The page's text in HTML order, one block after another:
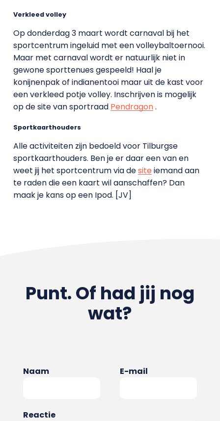
Verkleed volley
Op donderdag 3 maart wordt carnaval bij het
sportcentrum ingeluid met een volleybaltoernooi.
Maar met carnaval wordt er natuurlijk niet in
gewone sporttenues gespeeld! Haal je
konijnenpak of indianentooi maar uit de kast voor
een verkleed potje volley. Inschrijven is mogelijk
op de site van sportraad Pendragon.
Sportkaarthouders
Alle activiteiten zijn bedoeld voor Tilburgse
sportkaarthouders. Ben je er daar een van en
weet jij het sportcentrum via desiteiemand aan
te raden die een kaart wil aanschaffen? Dan
maak je kans op een Ipod. [JV]
Punt. Of had jij nog
wat?
Naam E-mail
Reactie